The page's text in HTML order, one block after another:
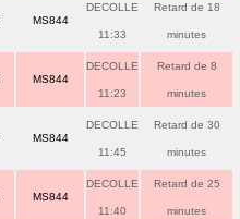
MS844
DECOLLE
11:33
Retard de 18
minutes
MS844
DECOLLE
11:23
Retard de 8
minutes
MS844
DECOLLE
11:45
Retard de 30
minutes
MS844
DECOLLE
11:40
Retard de 25
minutes